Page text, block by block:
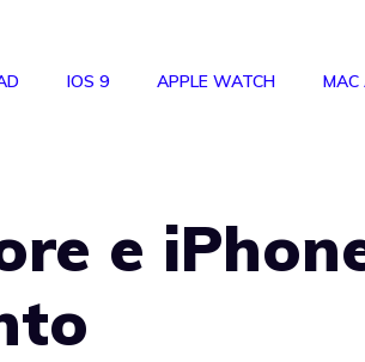
IOS 9 APPLE WATCH MAC
e